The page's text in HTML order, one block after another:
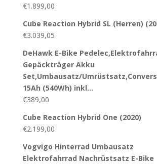
€1.899,00
Cube Reaction Hybrid SL (Herren)
€3.039,05
DeHawk E-Bike
Gepäckträger Akku
Set,Umbausatz/
15Ah (540Wh) inkl…
€389,00
Cube Reaction Hybrid One (2020)
€2.199,00
Vogvigo Hinterrad Umbausatz
Elektrofahrrad Nachrüstsatz E-Bike